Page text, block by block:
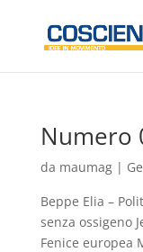
Numero
da maumag|
Beppe Elia –
senza ossigeno
Fenice europea